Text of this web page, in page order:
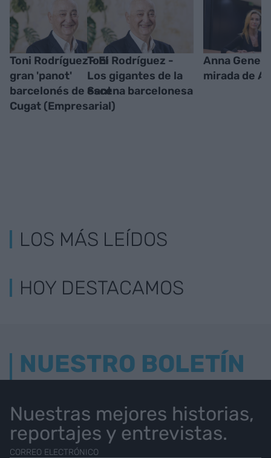
Toni Rodríguez - El
gran 'panot'
barcelonés de Sant
Cugat (Empresarial)
Toni Rodríguez -
Los gigantes de la
escena barcelonesa
Anna Gener,
mirada de
LOS MÁS LEÍDOS
HOY DESTACAMOS
NUESTRO BOLETÍN
Nuestras mejores historias,
reportajes y entrevistas.
CORREO ELECTRÓNICO